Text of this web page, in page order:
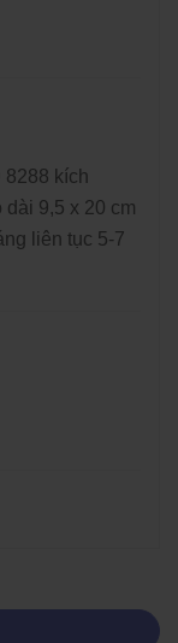
kích
9,5 x 20 cm
liên tục 5-7